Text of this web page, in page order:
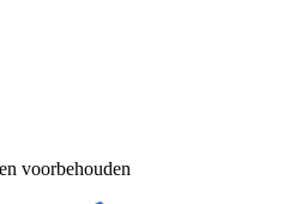
voorbehouden